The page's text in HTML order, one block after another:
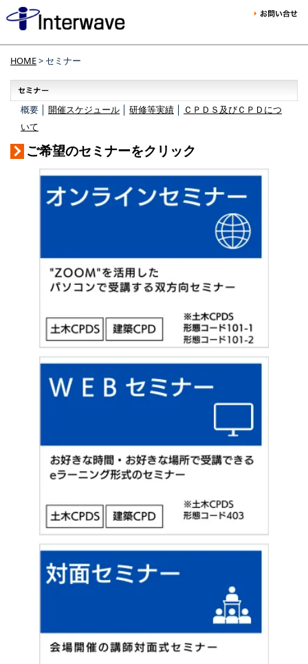
HOME> セミナー
概要 │ 開催スケジュール 研修等実績
ＣＰＤＳ及びＣＰＤにつ
いて
ご希望のセミナーをクリック